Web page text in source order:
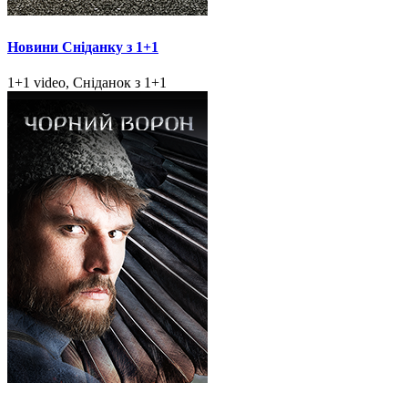
Новини Сніданку з 1+1
1+1 video, Сніданок з 1+1